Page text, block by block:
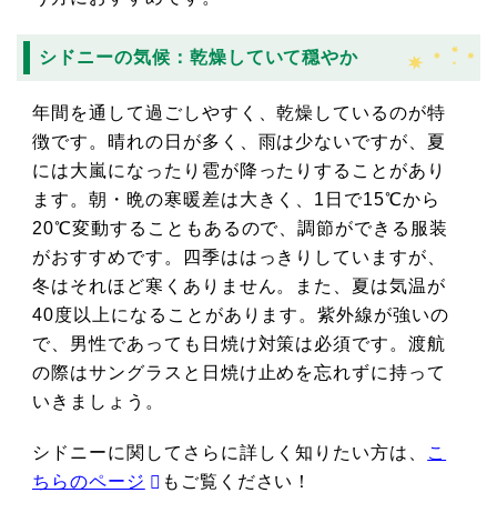
シドニーの気候：乾燥していて穏やか
年間を通して過ごしやすく、乾燥しているのが特
徴です。晴れの日が多く、雨は少ないですが、夏
には大嵐になったり雹が降ったりすることがあり
ます。朝・晩の寒暖差は大きく、1日で15℃から
20℃変動することもあるので、調節ができる服装
がおすすめです。四季ははっきりしていますが、
冬はそれほど寒くありません。また、夏は気温が
40度以上になることがあります。紫外線が強いの
で、男性であっても日焼け対策は必須です。渡航
の際はサングラスと日焼け止めを忘れずに持って
いきましょう。
シドニーに関してさらに詳しく知りたい方は、
こ
ちらのページ
もご覧ください！